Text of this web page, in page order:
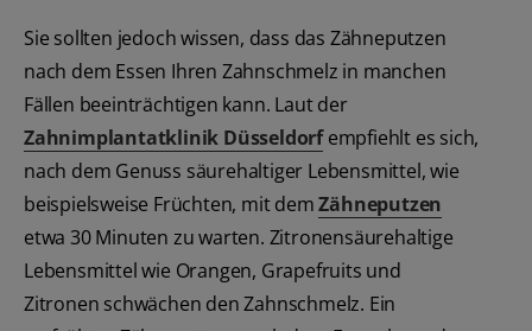
Sie sollten jedoch wissen, dass das Zähneputzen
nach dem Essen Ihren Zahnschmelz in manchen
Fällen beeinträchtigen kann. Laut der
Zahnimplantatklinik Düsseldorfempfiehlt es sich,
nach dem Genuss säurehaltiger Lebensmittel, wie
beispielsweise Früchten, mit demZähneputzen
etwa 30 Minuten zu warten. Zitronensäurehaltige
Lebensmittel wie Orangen, Grapefruits und
Zitronen schwächen den Zahnschmelz. Ein